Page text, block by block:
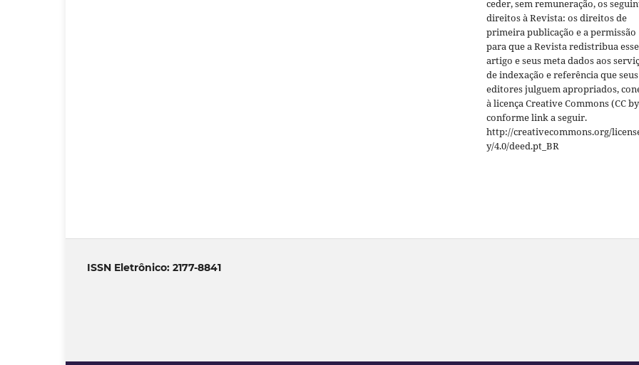
ceder, sem remuneração, os
direitos à Revista: os direitos de
primeira publicação e a permissão
para que a Revista redistribua esse
artigo e seus meta dados aos
de indexação e referência que seus
editores julguem apropriados,
à licença Creative Commons (CC
conforme link a seguir.
http://creativecommons.org/
y/4.0/deed.pt_BR
ISSN Eletrônico: 2177-8841